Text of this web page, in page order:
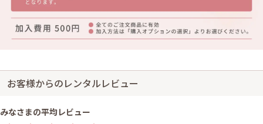
お客様からのレンタルレビュー
みなさまの平均レビュー